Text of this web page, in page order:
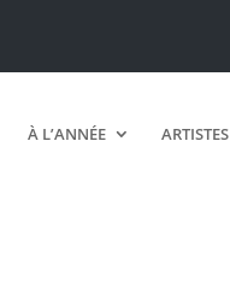
À L’ANNÉE ARTISTES